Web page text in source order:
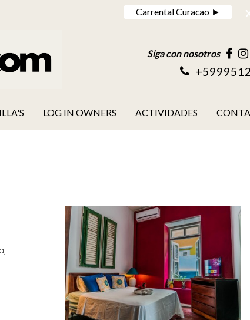
Carrental Curacao ►
Siga con nosotros
LOG IN OWNERS ACTIVIDADES